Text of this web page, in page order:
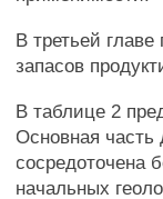
В третьей
запасов
В таблице 2
Основная
сосредоточена
начальных